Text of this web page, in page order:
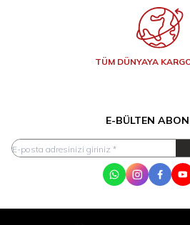
TÜM DÜNYAYA
E-BÜLTEN
WhatsApp
Instagram